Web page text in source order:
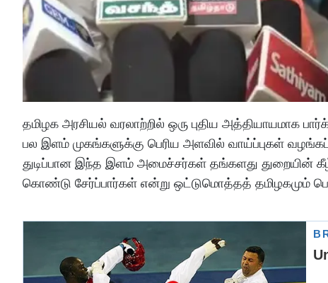
தமிழக அரசியல் வரலாற்றில் ஒரு புதிய அத்தியாயமாக
பல இளம் முகங்களுக்கு பெரிய அளவில் வாய்ப்புகள்
துடிப்பான இந்த இளம் அமைச்சர்கள் தங்களது துறையின்
கொண்டு சேர்ப்பார்கள் என்று ஒட்டுமொத்தத் தமிழகமும்